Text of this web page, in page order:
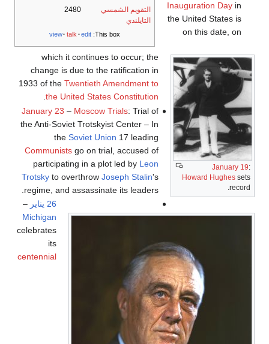
التقويم الشمسي
التايلندي
2480
This box:
view talk edit
January 19:
Howard Hughes sets
record.
Inauguration Dayin
the United States is
on this date, on
which it continues to occur; the
change is due to the ratification in
1933 of theTwentieth Amendment to
the United States Constitution
.
January 23 – Moscow Trials: Trial of
the Anti-Soviet Trotskyist Center – In
theSoviet Union 17 leading
Communists go on trial, accused of
participating in a plot led by Leon
Trotsky to overthrowJoseph Stalin's
regime, and assassinate its leaders.
26 يناير
–
Michigan
celebrates
its
centennial